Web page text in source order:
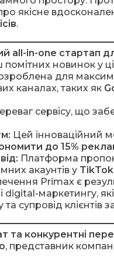
якісне
.
all-in-one стартап
новинок у
для
каналах, таких як
сервісу, що
Цей інноваційний
до 15%
Платформа
акаунтів у TikTok
Primax є
digital-маркетингу,
та супровід
та конкурентні
, представник